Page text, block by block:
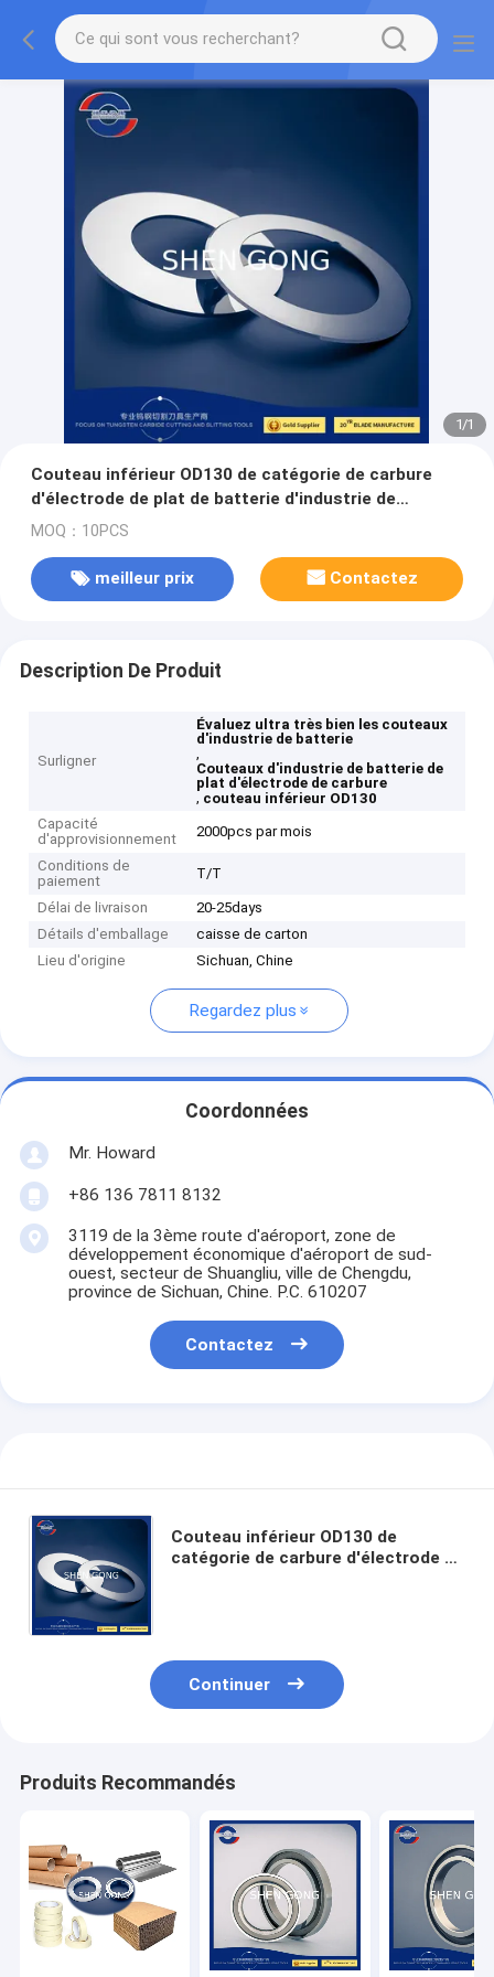
1/1
Couteau inférieur OD130 de catégorie de carbure
d'électrode de plat de batterie d'industrie de
découpeuse ultra fine de couteaux
MOQ：10PCS
meilleur prix Contactez
Description De Produit
Surligner
Évaluez ultra très bien les couteaux
d'industrie de batterie
,
Couteaux d'industrie de batterie de
plat d'électrode de carbure
, couteau inférieur OD130
Capacité
d'approvisionnement
2000pcs par mois
Conditions de
paiement
T/T
Délai de livraison
20-25days
Détails d'emballage
caisse de carton
Lieu d'origine
Sichuan, Chine
Regardez plus
Coordonnées
Mr. Howard
+86 136 7811 8132
3119 de la 3ème route d'aéroport, zone de
développement économique d'aéroport de sud-
ouest, secteur de Shuangliu, ville de Chengdu,
province de Sichuan, Chine. P.C. 610207
Contactez
Couteau inférieur OD130 de
catégorie de carbure d'électrode de
Continuer
Produits Recommandés